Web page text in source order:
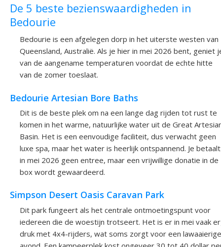
De 5 beste bezienswaardigheden in
Bedourie
Bedourie is een afgelegen dorp in het uiterste westen van
Queensland, Australië. Als je hier in mei 2026 bent, geniet
van de aangename temperaturen voordat de echte hitte
van de zomer toeslaat.
Bedourie Artesian Bore Baths
Dit is de beste plek om na een lange dag rijden tot rust te
komen in het warme, natuurlijke water uit de Great
Basin. Het is een eenvoudige faciliteit, dus verwacht geen
luxe spa, maar het water is heerlijk ontspannend. Je betaalt
in mei 2026 geen entree, maar een vrijwillige donatie in de
box wordt gewaardeerd.
Simpson Desert Oasis Caravan Park
Dit park fungeert als het centrale ontmoetingspunt voor
iedereen die de woestijn trotseert. Het is er in mei vaak
druk met 4x4-rijders, wat soms zorgt voor een lawaaierige